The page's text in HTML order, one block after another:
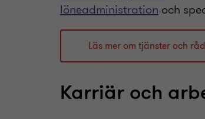
löneadministration och
Läs mer om tjänster och
Karriär och